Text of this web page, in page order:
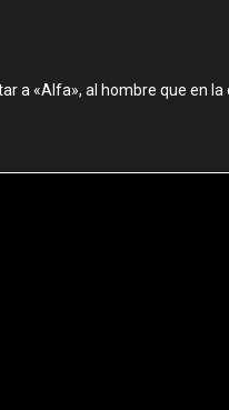
«Alfa», al hombre que en